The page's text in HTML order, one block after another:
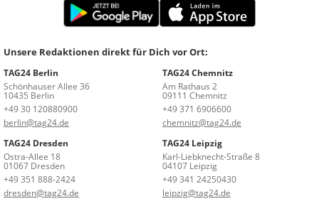
Unsere Redaktionen direkt für Dich vor Ort:
TAG24 Berlin
Schönhauser Allee 36
10435 Berlin
+49 30 120880900
berlin@tag24.de
TAG24 Chemnitz
Am Rathaus 2
09111 Chemnitz
+49 371 6906600
chemnitz@tag24.de
TAG24 Dresden
Ostra-Allee 18
01067 Dresden
+49 351 888-2424
dresden@tag24.de
TAG24 Leipzig
Karl-Liebknecht-Straße 8
04107 Leipzig
+49 341 24250430
leipzig@tag24.de